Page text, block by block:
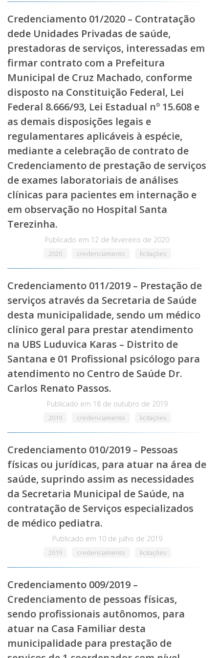
Credenciamento 01/2020 – Contratação
dede Unidades Privadas de saúde,
prestadoras de serviços, interessadas em
firmar contrato com a Prefeitura
Municipal de Cruz Machado, conforme
disposto na Constituição Federal, Lei
Federal 8.666/93, Lei Estadual nº 15.608 e
as demais disposições legais e
regulamentares aplicáveis à espécie,
mediante a celebração de contrato de
Credenciamento de prestação de serviços
de exames laboratoriais de análises
clínicas para pacientes em internação e
em observação no Hospital Santa
Terezinha.
Publicado em 12 de fevereiro de 2020
2020 credenciamento licitações
Credenciamento 011/2019 – Prestação de
serviços através da Secretaria de Saúde
desta municipalidade, sendo um médico
clínico geral para prestar atendimento
na UBS Luduvica Karas – Distrito de
Santana e 01 Profissional psicólogo para
atendimento no Centro de Saúde Dr.
Carlos Renato Passos.
Publicado em 18 de outubro de 2019
2019 credenciamento licitações
Credenciamento 010/2019 – Pessoas
físicas ou jurídicas, para atuar na área de
saúde, suprindo assim as necessidades
da Secretaria Municipal de Saúde, na
contratação de Serviços especializados
de médico pediatra.
Publicado em 10 de julho de 2019
2019 credenciamento licitações
Credenciamento 009/2019 –
Credenciamento de pessoas físicas,
sendo profissionais autônomos, para
atuar na Casa Familiar desta
municipalidade para prestação de